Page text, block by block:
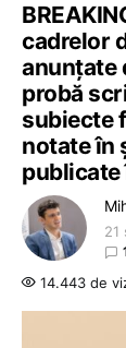
cadrelor
anunțate
probă
subiecte
notate în
21
14.443 de